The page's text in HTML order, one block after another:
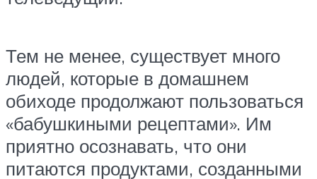
Тем не менее, существует много
людей, которые в домашнем
обиходе продолжают пользоваться
«бабушкиными рецептами». Им
приятно осознавать, что они
питаются продуктами, созданными